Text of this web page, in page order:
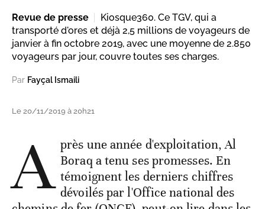
Revue de presse
Kiosque360. Ce TGV, qui a
transporté d'ores et déjà 2,5 millions de voyageurs de
janvier à fin octobre 2019, avec une moyenne de 2.850
voyageurs par jour, couvre toutes ses charges.
Par Fayçal Ismaili
Le 20/11/2019 à 20h21
A près une année d'exploitation, Al
Boraq a tenu ses promesses. En
témoignent les derniers chiffres
dévoilés par l'Office national des